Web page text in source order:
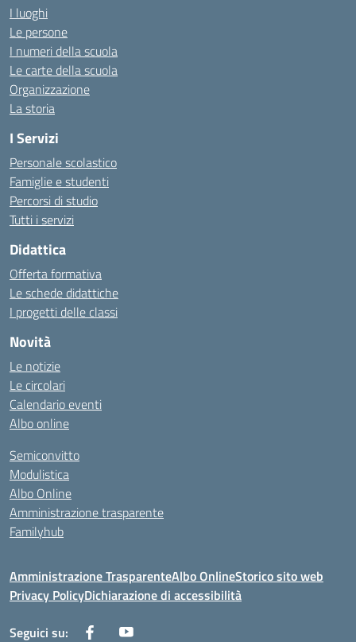
I luoghi
Le persone
I numeri della scuola
Le carte della scuola
Organizzazione
La storia
I Servizi
Personale scolastico
Famiglie e studenti
Percorsi di studio
Tutti i servizi
Didattica
Offerta formativa
Le schede didattiche
I progetti delle classi
Novità
Le notizie
Le circolari
Calendario eventi
Albo online
Semiconvitto
Modulistica
Albo Online
Amministrazione trasparente
Familyhub
Amministrazione TrasparenteAlbo OnlineStorico sito web
Privacy PolicyDichiarazione di accessibilità
Seguici su: